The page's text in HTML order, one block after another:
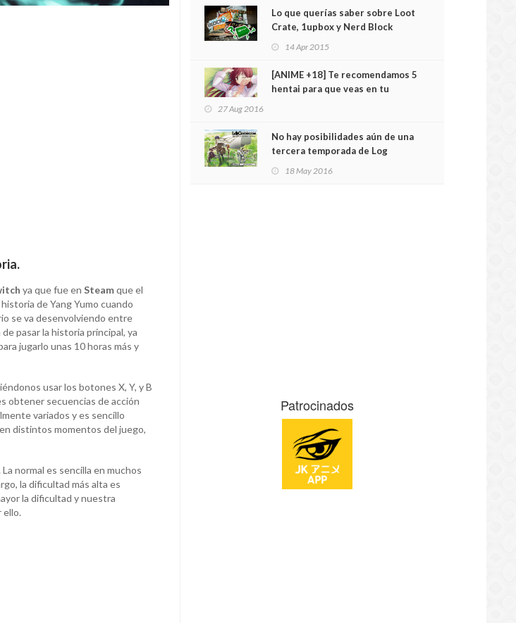
ya que fue en Steamque el
de Yang Yumo cuando
se va desenvolviendo entre
pasar la historia principal, ya
jugarlo unas 10 horas más y
usar los botones X, Y, y B
obtener secuencias de acción
variados y es sencillo
distintos momentos del juego,
normal es sencilla en muchos
la dificultad más alta es
la dificultad y nuestra
ello.
Lo que querías saber sobre Loot
Crate, 1upbox y Nerd Block
14 Apr 2015
[ANIME +18] Te recomendamos 5
hentai para que veas en tu
27 Aug 2016
No hay posibilidades aún de una
tercera temporada de Log
18 May 2016
Patrocinados